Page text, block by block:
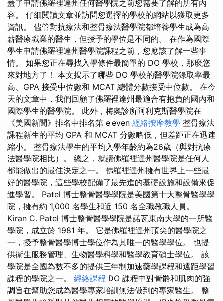
蓋了申請佛羅裡達州任何醫學院之前您需要了解的所有內
容。 仔細閱讀文章並訪問您選擇的學校的網站以獲取更多
資訊。 儘管對抗療法和整骨療法醫學院都培養學生成為高
薪醫療職業的醫生，但授予的學位是不同的。 在作為國際
學生申請佛羅裡達州醫學院課程之前，您應該了解一些事
情。 如果您正在尋找入學條件最簡單的 DO 學校，那麼您
來對地方了！ 本文揭示了哪些 DO 學校的醫學院錄取率最
高、GPA 接受中位數和 MCAT 總體分數接受中位數。 在今
天的文章中，我們回顧了佛羅裡達州最適合有抱負的國內和
國際學生的醫學院。 此外，梅奧診所阿利克斯醫學院在
《美國新聞》排名中排名第 eleven 經絡按摩教學 整骨療法
課程新生的平均 GPA 和 MCAT 分數略低，但差距正在迅速
縮小。 整骨療法學生的平均入學年齡約為26歲（與對抗療
法醫學院相比）。 總之，就讀佛羅裡達州醫學院是任何人
都能做出的最佳決定之一。 佛羅裡達州擁有世界上一些最
好的醫學院，這些學校配備了最先進的基礎設施和設備來促
進學習。 Patel 博士整骨醫學學院是美國第十大整骨醫學學
院，擁有約 1,000 名學生和近 150 名全職教職人員。
Kiran C. Patel 博士整骨醫學學院是諾瓦東南大學的一所醫
學院，成立於 1981 年。 它是佛羅裡達州頂尖的醫學院之
一，授予整骨醫學博士學位作為其唯一的醫學學位。 也提
供衛生服務管理、生物醫學科學和醫學教育碩士學位。 該
學院是全國為數不多的提供三年制加速藥學課程和遠距學習
課程的學院之一。 經絡課程 DO 課程中對骨骼和肌肉的強
調旨在幫助您成為醫學專家培訓無法做到的專家醫生。 整